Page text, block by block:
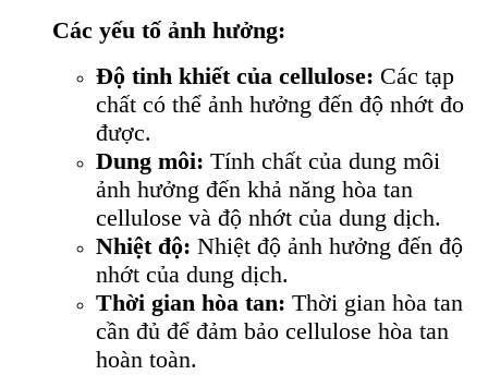
Các yếu tố ảnh hưởng:
Độ tinh khiết của cellulose: Các tạp
chất có thể ảnh hưởng đến độ nhớt đo
được.
Dung môi: Tính chất của dung môi
ảnh hưởng đến khả năng hòa tan
cellulose và độ nhớt của dung dịch.
Nhiệt độ: Nhiệt độ ảnh hưởng đến độ
nhớt của dung dịch.
Thời gian hòa tan: Thời gian hòa tan
cần đủ để đảm bảo cellulose hòa tan
hoàn toàn.